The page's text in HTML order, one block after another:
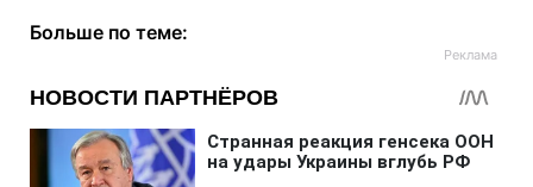
Больше по теме: